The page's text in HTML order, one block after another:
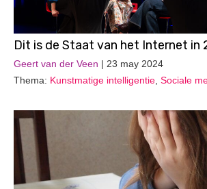
Dit is de Staat van het Internet in
Geert van der Veen | 23 may 2024
Thema: Kunstmatige intelligentie Sociale